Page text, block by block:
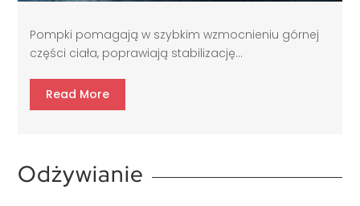
Pompki pomagają w szybkim wzmocnieniu górnej
części ciała, poprawiają stabilizację...
Read More
Odżywianie